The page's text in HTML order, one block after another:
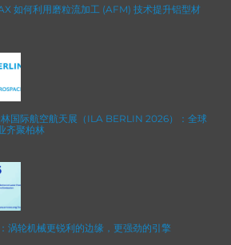
如何利用磨粒流加工 (AFM) 技术提升铝型材
国际航空航天展（ILA BERLIN 2026）：全球
齐聚柏林
涡轮机械更锐利的边缘，更强劲的引擎